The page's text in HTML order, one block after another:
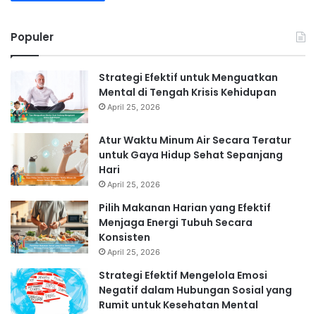
Populer
Strategi Efektif untuk Menguatkan
Mental di Tengah Krisis Kehidupan
April 25, 2026
Atur Waktu Minum Air Secara Teratur
untuk Gaya Hidup Sehat Sepanjang
Hari
April 25, 2026
Pilih Makanan Harian yang Efektif
Menjaga Energi Tubuh Secara
Konsisten
April 25, 2026
Strategi Efektif Mengelola Emosi
Negatif dalam Hubungan Sosial yang
Rumit untuk Kesehatan Mental